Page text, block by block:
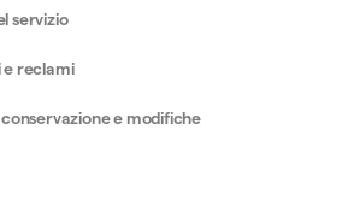
servizio
e reclami
e modifiche